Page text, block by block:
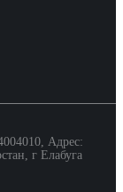
Адрес:
г Елабуга